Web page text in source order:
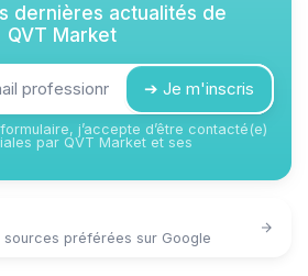
dernières actualités de
QVT Market
➔ Je m'inscris
j’accepte d’être contacté(e)
par QVT Market et ses
sources préférées sur Google